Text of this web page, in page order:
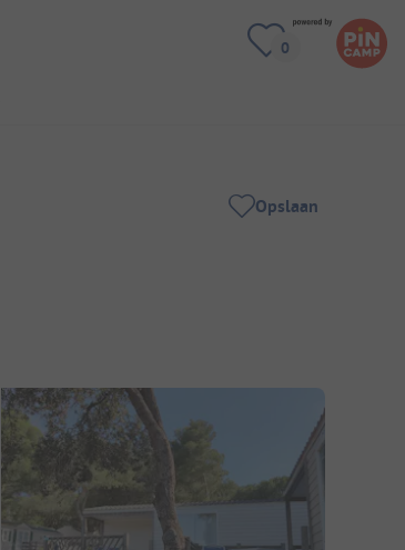
Opslaan